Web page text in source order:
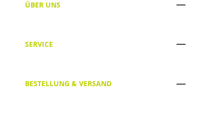
ÜBER UNS
SERVICE
BESTELLUNG & VERSAND